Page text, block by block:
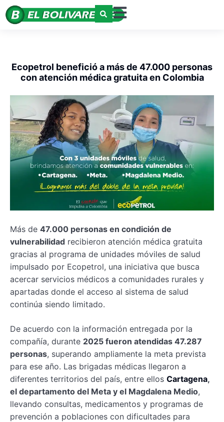
Ecopetrol benefició a más de 47.000 personas
con atención médica gratuita en Colombia
Más de 47.000 personas en condición de
vulnerabilidad recibieron atención médica gratuita
gracias al programa de unidades móviles de salud
impulsado por Ecopetrol, una iniciativa que busca
acercar servicios médicos a comunidades rurales y
apartadas donde el acceso al sistema de salud
continúa siendo limitado.
De acuerdo con la información entregada por la
compañía, durante 2025 fueron atendidas 47.287
personas, superando ampliamente la meta prevista
para ese año. Las brigadas médicas llegaron a
diferentes territorios del país, entre ellos Cartagena,
el departamento del Meta y el Magdalena Medio,
llevando consultas, medicamentos y programas de
prevención a poblaciones con dificultades para